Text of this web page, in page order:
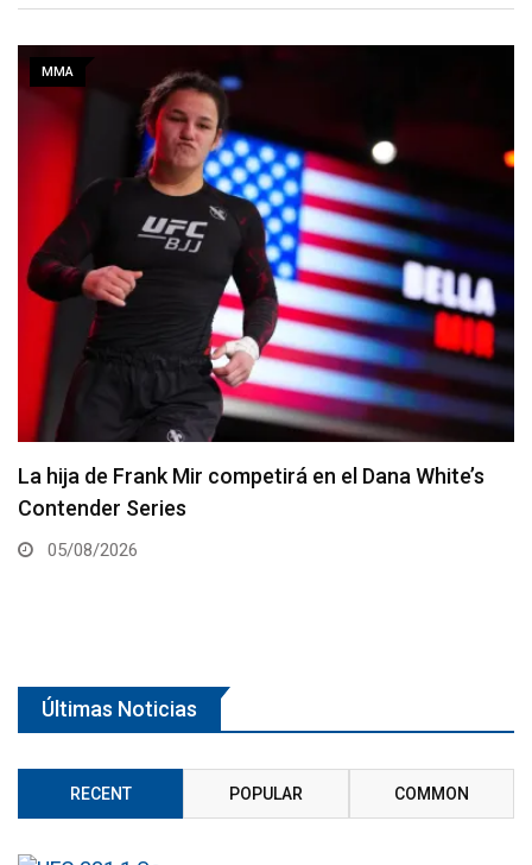
MMA
La hija de Frank Mir competirá en el Dana White’s
Contender Series
05/08/2026
Últimas Noticias
RECENT POPULAR COMMON